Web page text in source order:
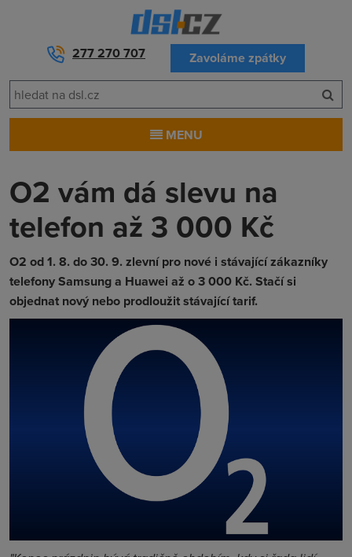
277 270 707 Zavoláme zpátky
MENU
O2 vám dá slevu na
telefon až 3 000 Kč
O2 od 1. 8. do 30. 9. zlevní pro nové i stávající zákazníky
telefony Samsung a Huawei až o 3 000 Kč. Stačí si
objednat nový nebo prodloužit stávající tarif.